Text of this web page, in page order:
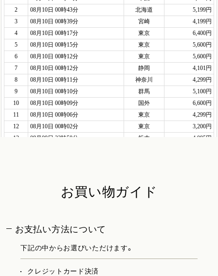
お買い物ガイド
お支払い方法について
下記の中からお選びいただけます。
クレジットカード決済